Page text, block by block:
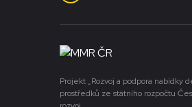
Projekt „Rozvoj a podpora nabídky
prostředků ze státního rozpočtu